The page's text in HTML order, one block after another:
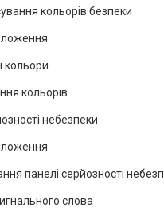
кольорів безпеки
кольори
кольорів
небезпеки
панелі серйозності
слова